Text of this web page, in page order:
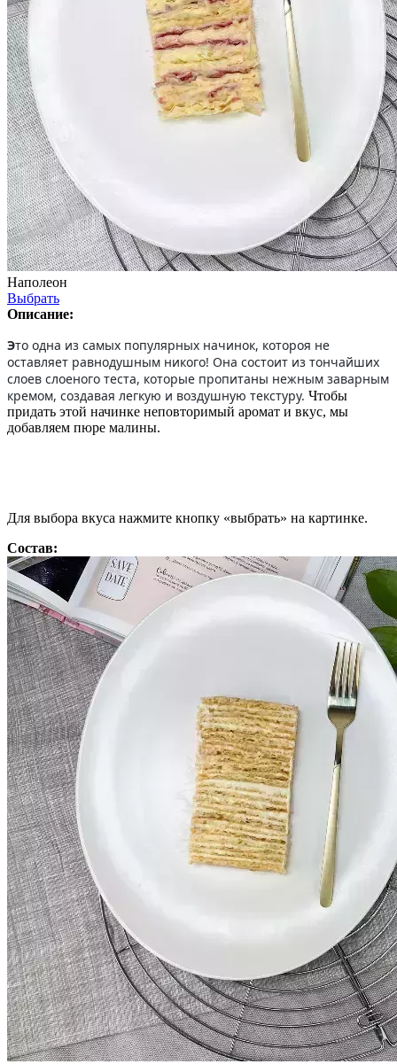
Наполеон
Выбрать
Описание:
Это одна из самых популярных начинок, котороя не
оставляет равнодушным никого! Она состоит из тончайших
слоев слоеного теста, которые пропитаны нежным заварным
кремом, создавая легкую и воздушную текстуру. Чтобы
придать этой начинке неповторимый аромат и вкус, мы
добавляем пюре малины.
Для выбора вкуса нажмите кнопку «выбрать» на картинке.
Состав: